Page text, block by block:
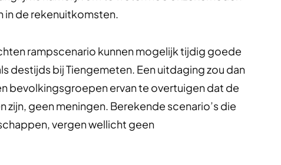
in de rekenuitkomsten.
rampscenario kunnen mogelijk tijdig goede
destijds bij Tiengemeten. Een uitdaging zou dan
bevolkingsgroepen ervan te overtuigen dat de
geen meningen. Berekende scenario’s die
vergen wellicht geen